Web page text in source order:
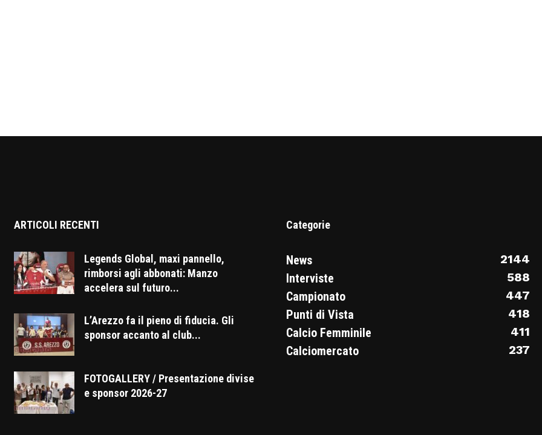
ARTICOLI RECENTI
Legends Global, maxi pannello,
rimborsi agli abbonati: Manzo
accelera sul futuro...
L’Arezzo fa il pieno di fiducia. Gli
sponsor accanto al club...
FOTOGALLERY / Presentazione divise
e sponsor 2026-27
Categorie
News
2144
Interviste
588
Campionato
447
Punti di Vista
418
Calcio Femminile
411
Calciomercato
237